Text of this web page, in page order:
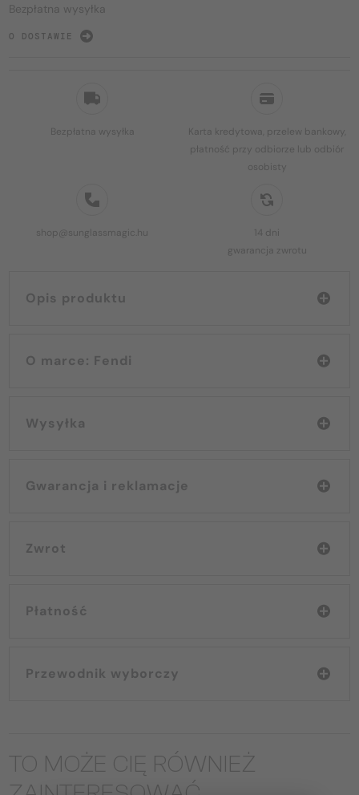
Bezpłatna wysyłka
Karta kredytowa, przelew bankowy,
płatność przy odbiorze lub odbiór
osobisty
shop@sunglassmagic.hu
14 dni
gwarancja zwrotu
Opis produktu
O marce: Fendi
Wysyłka
Gwarancja i reklamacje
Zwrot
Płatność
Przewodnik wyborczy
Bezpłatna wysyłka
O DOSTAWIE
TO MOŻE CIĘ RÓWNIEŻ